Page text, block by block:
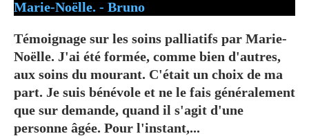
Témoignage sur les soins palliatifs par Marie-
Noëlle. J'ai été formée, comme bien d'autres,
aux soins du mourant. C'était un choix de ma
part. Je suis bénévole et ne le fais généralement
que sur demande, quand il s'agit d'une
personne âgée. Pour l'instant,...